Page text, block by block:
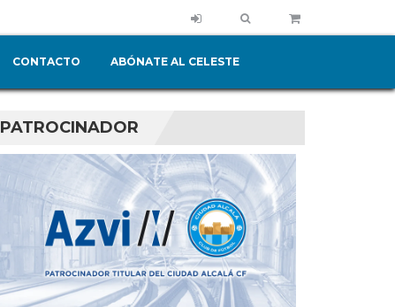
CONTACTO ABÓNATE AL CELESTE
PATROCINADOR